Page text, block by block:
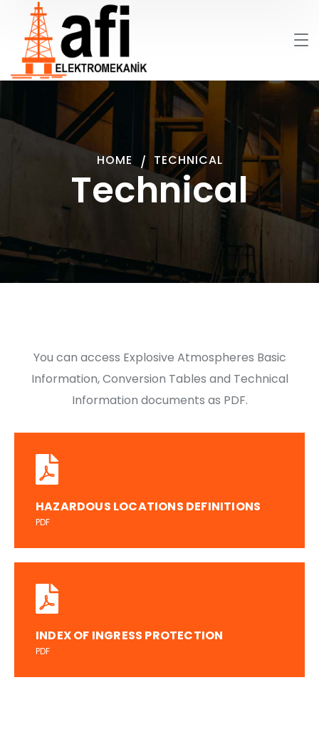
Technical
HOME TECHNICAL
You can access Explosive Atmospheres Basic
Information, Conversion Tables and Technical
Information documents as PDF.
HAZARDOUS LOCATIONS DEFINITIONS
PDF
INDEX OF INGRESS PROTECTION
PDF